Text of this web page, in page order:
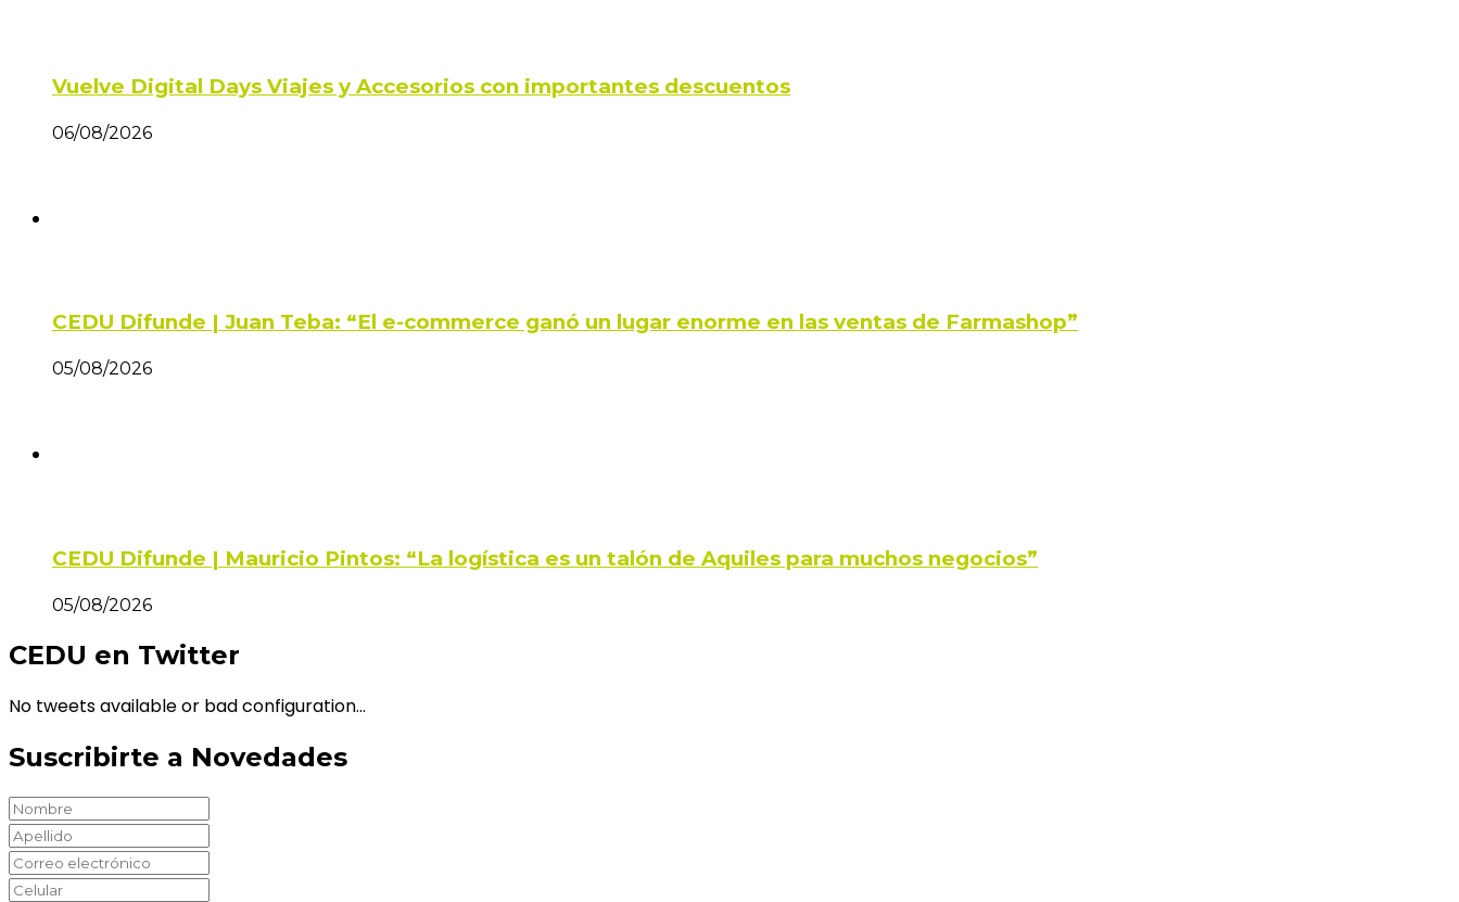
Vuelve Digital Days Viajes y Accesorios con importantes descuentos
06/08/2026
CEDU Difunde | Juan Teba: “El e-commerce ganó un lugar enorme en las ventas de Farmashop”
05/08/2026
CEDU Difunde | Mauricio Pintos: “La logística es un talón de Aquiles para muchos negocios”
05/08/2026
CEDU en Twitter
No tweets available or bad configuration...
Suscribirte a Novedades